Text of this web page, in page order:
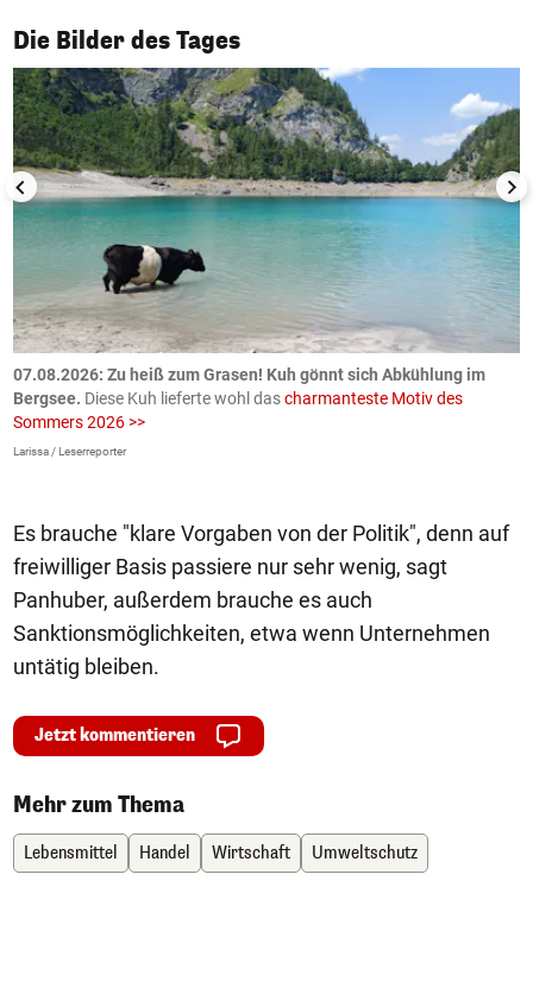
Die Bilder des Tages
1/50
07.08.2026: Zu heiß zum Grasen! Kuh gönnt sich Abkühlung im
Bergsee. Diese Kuh lieferte wohl dascharmanteste Motiv des
Sommers 2026 >>
Larissa / Leserreporter
Es brauche "klare Vorgaben von der Politik", denn auf
freiwilliger Basis passiere nur sehr wenig, sagt
Panhuber, außerdem brauche es auch
Sanktionsmöglichkeiten, etwa wenn Unternehmen
untätig bleiben.
Jetzt kommentieren
Mehr zum Thema
Lebensmittel Handel Wirtschaft Umweltschutz